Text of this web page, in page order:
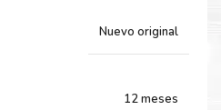
Nuevo original
12 meses